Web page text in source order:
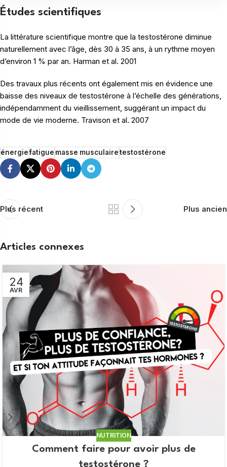
Études scientifiques
La littérature scientifique montre que la testostérone diminue
naturellement avec l’âge, dès 30 à 35 ans, à un rythme moyen
d’environ 1 % par an. Harman et al. 2001
Des travaux plus récents ont également mis en évidence une
baisse des niveaux de testostérone à l’échelle des générations,
indépendamment du vieillissement, suggérant un impact du
mode de vie moderne. Travison et al. 2007
énergiefatiguemasse musculairetestostérone
Plus récent Plus ancien
Articles connexes
24
AVR
NUTRITION
Comment faire pour avoir plus de
testostérone ?